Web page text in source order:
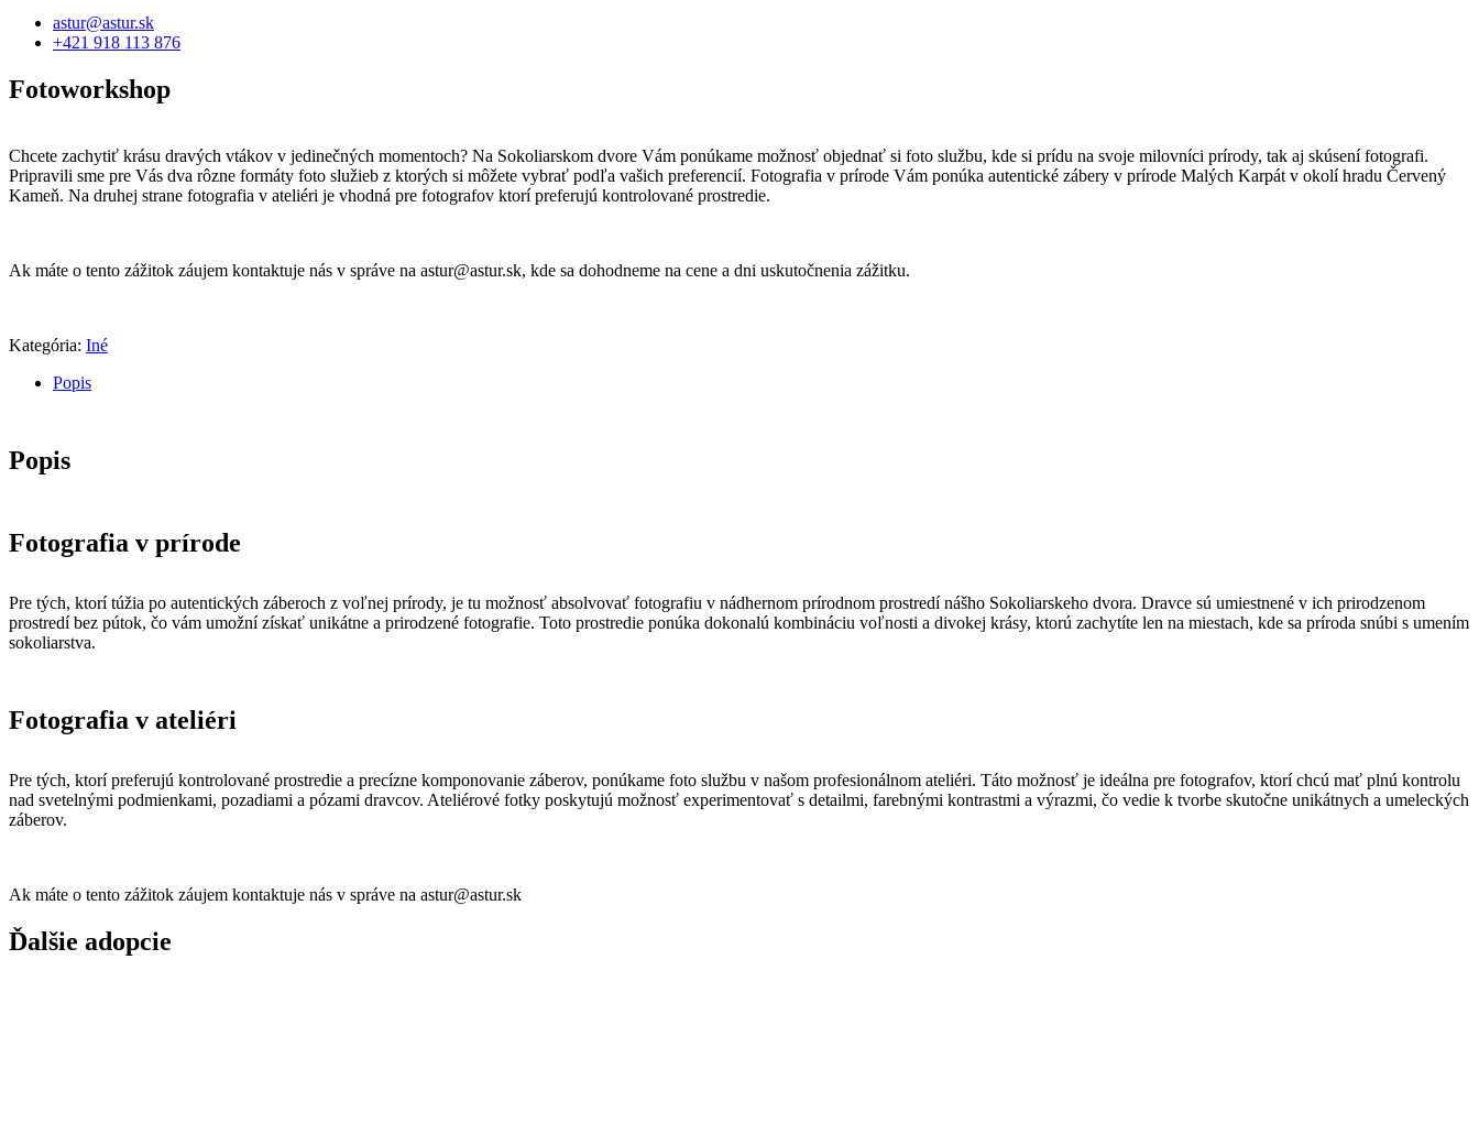
astur@astur.sk
+421 918 113 876
Fotoworkshop
Chcete zachytiť krásu dravých vtákov v jedinečných momentoch? Na Sokoliarskom dvore Vám ponúkame možnosť objednať si foto službu, kde si prídu na svoje milovníci prírody, tak aj skúsení fotografi.
Pripravili sme pre Vás dva rôzne formáty foto služieb z ktorých si môžete vybrať podľa vašich preferencií. Fotografia v prírode Vám ponúka autentické zábery v prírode Malých Karpát v okolí hradu Červený
Kameň. Na druhej strane fotografia v ateliéri je vhodná pre fotografov ktorí preferujú kontrolované prostredie.
Ak máte o tento zážitok záujem kontaktuje nás v správe na astur@astur.sk, kde sa dohodneme na cene a dni uskutočnenia zážitku.
Kategória: Iné
Popis
Popis
Fotografia v prírode
Pre tých, ktorí túžia po autentických záberoch z voľnej prírody, je tu možnosť absolvovať fotografiu v nádhernom prírodnom prostredí nášho Sokoliarskeho dvora. Dravce sú umiestnené v ich prirodzenom
prostredí bez pútok, čo vám umožní získať unikátne a prirodzené fotografie. Toto prostredie ponúka dokonalú kombináciu voľnosti a divokej krásy, ktorú zachytíte len na miestach, kde sa príroda snúbi s umením
sokoliarstva.
Fotografia v ateliéri
Pre tých, ktorí preferujú kontrolované prostredie a precízne komponovanie záberov, ponúkame foto službu v našom profesionálnom ateliéri. Táto možnosť je ideálna pre fotografov, ktorí chcú mať plnú kontrolu
nad svetelnými podmienkami, pozadiami a pózami dravcov. Ateliérové fotky poskytujú možnosť experimentovať s detailmi, farebnými kontrastmi a výrazmi, čo vedie k tvorbe skutočne unikátnych a umeleckých
záberov.
Ak máte o tento zážitok záujem kontaktuje nás v správe na astur@astur.sk
Ďalšie adopcie